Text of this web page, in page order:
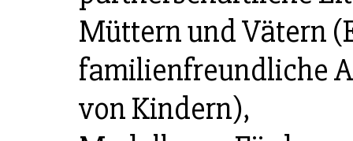
Müttern und Vätern
familienfreundliche
von Kindern),